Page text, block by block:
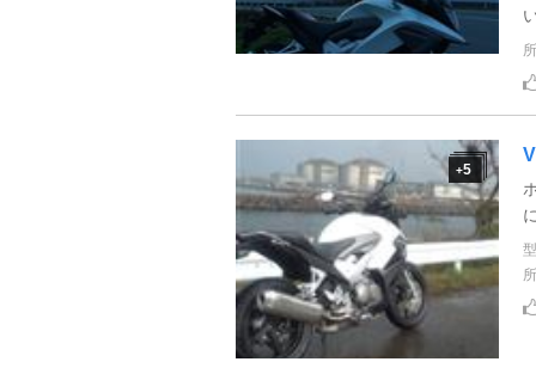
+5